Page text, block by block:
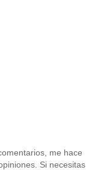
me hace
Si necesitas